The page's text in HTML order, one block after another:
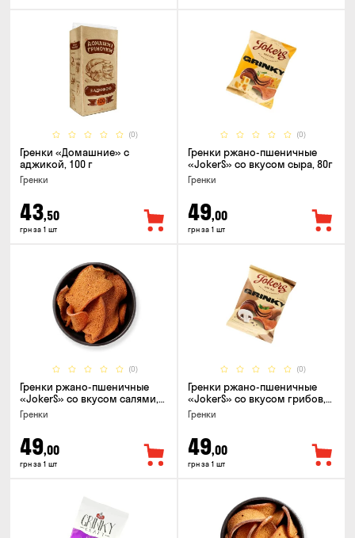
(0)
Гренки «Домашние» с
аджикой, 100 г
Гренки
43,50
грн за 1 шт
(0)
Гренки ржано-пшеничные
«JokerS» со вкусом сыра, 80г
Гренки
49,00
грн за 1 шт
(0)
Гренки ржано-пшеничные
«JokerS» со вкусом салями,
80г
Гренки
49,00
грн за 1 шт
(0)
Гренки ржано-пшеничные
«JokerS» со вкусом грибов,
80г
Гренки
49,00
грн за 1 шт